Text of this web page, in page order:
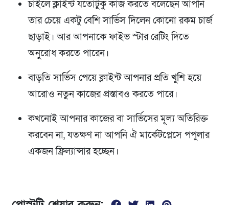
চাইলে ক্লাইন্ট যতোটুকু কাজ করতে বলেছেন আপনি
তার চেয়ে একটু বেশি সার্ভিস দিলেন কোনো রকম চার্জ
ছাড়াই। আর আপনাকে ফাইভ স্টার রেটিং দিতে
অনুরোধ করতে পারেন।
বাড়তি সার্ভিস পেয়ে ক্লাইন্ট আপনার প্রতি খুশি হয়ে
আরোও নতুন কাজের প্রস্তাবও করতে পারে।
কখনোই আপনার কাজের বা সার্ভিসের মূল্য অতিরিক্ত
করবেন না, যতক্ষণ না আপনি ঐ মার্কেটপ্লেসে পপুলার
একজন ফ্রিল্যান্সার হচ্ছেন।